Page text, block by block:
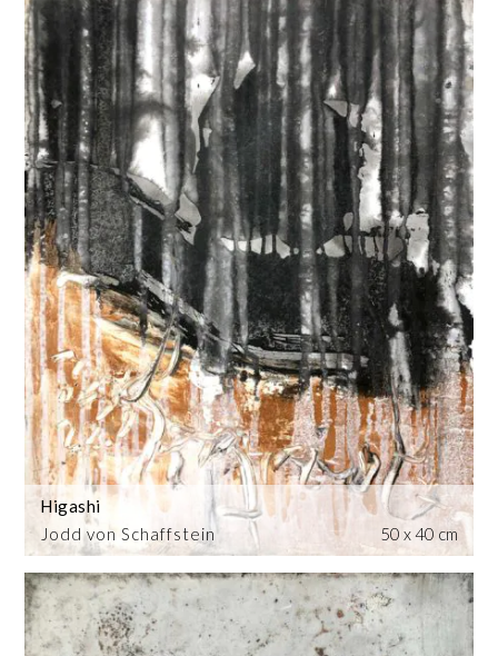
Jodd von Schaffstein
Higashi
50 x 40 cm